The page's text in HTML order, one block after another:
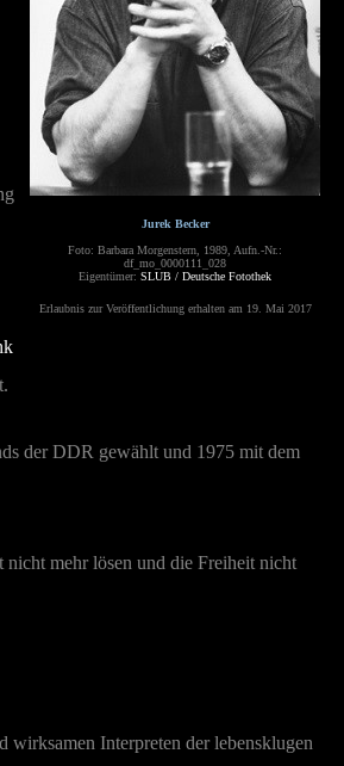
Jurek Becker
Foto: Barbara Morgenstern, 1989, Aufn.-Nr.:
df_mo_0000111_028
Eigentümer: SLUB / Deutsche Fotothek
Erlaubnis zur Veröffentlichung erhalten am 19. Mai 2017
der DDR gewählt und 1975 mit dem
nicht mehr lösen und die Freiheit nicht
wirksamen Interpreten der lebensklugen